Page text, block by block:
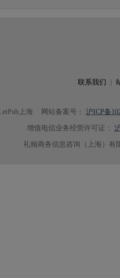
联系我们
上海 网站备案号： 沪ICP备
增值电信业务经营许可证：
礼翰商务信息咨询（上海）